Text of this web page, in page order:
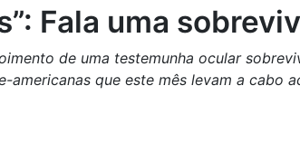
Fala uma
de uma testemunha ocular
que este mês levam a cabo